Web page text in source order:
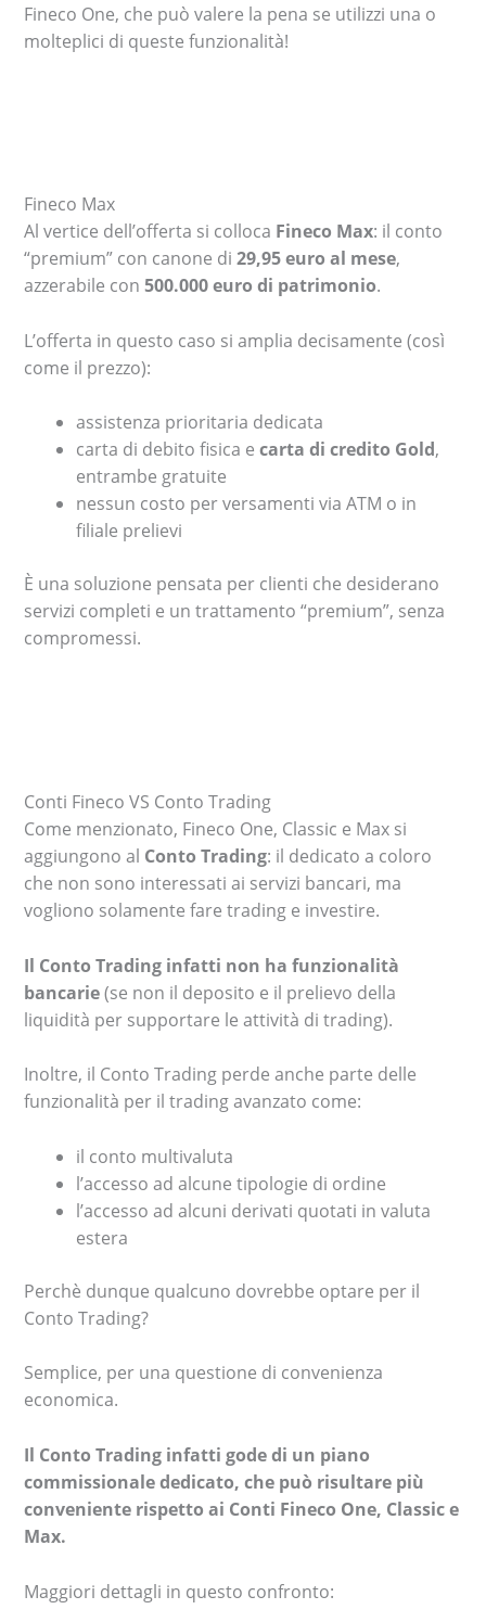
Fineco One, che può valere la pena se utilizzi una o
molteplici di queste funzionalità!
Fineco Max
Al vertice dell’offerta si colloca Fineco Max: il conto
“premium” con canone di29,95 euro al mese,
azzerabile con500.000 euro di patrimonio.
L’offerta in questo caso si amplia decisamente (così
come il prezzo):
assistenza prioritaria dedicata
carta di debito fisica ecarta di credito Gold,
entrambe gratuite
nessun costo per versamenti via ATM o in
filiale prelievi
È una soluzione pensata per clienti che desiderano
servizi completi e un trattamento “premium”, senza
compromessi.
Conti Fineco VS Conto Trading
Come menzionato, Fineco One, Classic e Max si
aggiungono al Conto Trading: il dedicato a coloro
che non sono interessati ai servizi bancari, ma
vogliono solamente fare trading e investire.
Il Conto Trading infatti non ha funzionalità
bancarie(se non il deposito e il prelievo della
liquidità per supportare le attività di trading).
Inoltre, il Conto Trading perde anche parte delle
funzionalità per il trading avanzato come:
il conto multivaluta
l’accesso ad alcune tipologie di ordine
l’accesso ad alcuni derivati quotati in valuta
estera
Perchè dunque qualcuno dovrebbe optare per il
Conto Trading?
Semplice, per una questione di convenienza
economica.
Il Conto Trading infatti gode di un piano
commissionale dedicato, che può risultare più
conveniente rispetto ai Conti Fineco One, Classic e
Max.
Maggiori dettagli in questo confronto: